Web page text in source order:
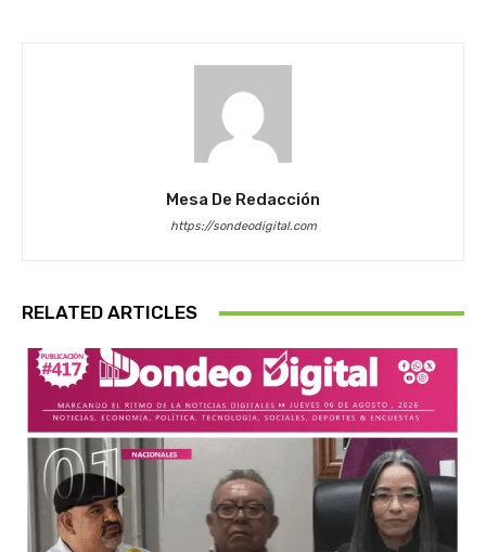
Mesa De Redacción
https://sondeodigital.com
RELATED ARTICLES